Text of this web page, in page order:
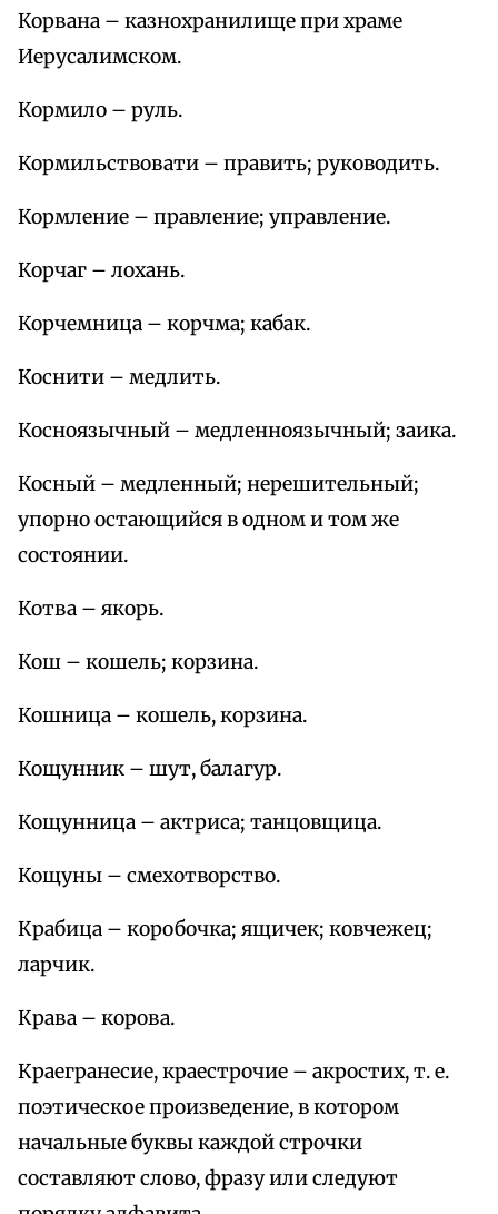
Корвана – казнохранилище при храме
Иерусалимском.
Кормило – руль.
Кормильствовати – править; руководить.
Кормление – правление; управление.
Корчаг – лохань.
Корчемница – корчма; кабак.
Коснити – медлить.
Косноязычный – медленноязычный; заика.
Косный – медленный; нерешительный;
упорно остающийся в одном и том же
состоянии.
Котва – якорь.
Кош – кошель; корзина.
Кошница – кошель, корзина.
Кощунник – шут, балагур.
Кощунница – актриса; танцовщица.
Кощуны – смехотворство.
Крабица – коробочка; ящичек; ковчежец;
ларчик.
Крава – корова.
Краегранесие, краестрочие – акростих, т. е.
поэтическое произведение, в котором
начальные буквы каждой строчки
составляют слово, фразу или следуют